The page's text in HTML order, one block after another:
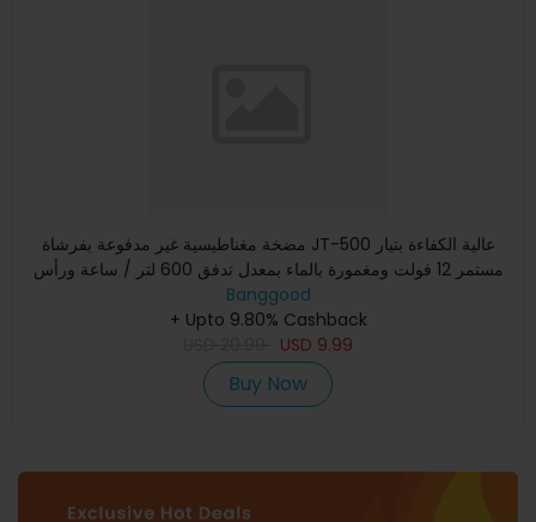
مضخة مغناطيسية غير مدفوعة بفرشاة JT-500 عالية الكفاءة بتيار
مستمر 12 فولت ومغمورة بالماء بمعدل تدفق 600 لتر / ساعة ورأس
Banggood
+ Upto 9.80% Cashback
USD 9.99
Buy Now